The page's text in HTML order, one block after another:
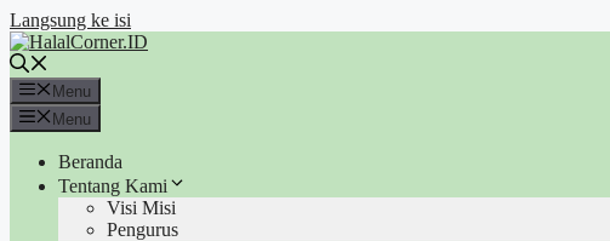
Langsung ke isi
Menu
Menu
Beranda
Tentang Kami
Visi Misi
Pengurus